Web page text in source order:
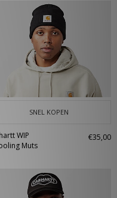
SNEL KOPEN
WIP
Muts
€35,00